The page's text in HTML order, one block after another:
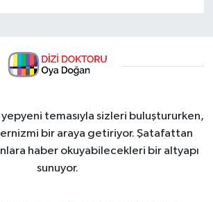
temasıyla sizleri buluştururken,
bir araya getiriyor. Şatafattan
haber okuyabilecekleri bir altyapı
sunuyor.